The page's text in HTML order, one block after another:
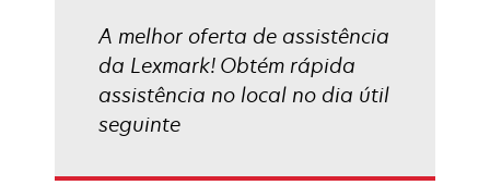
A melhor oferta de assistência
da Lexmark! Obtém rápida
assistência no local no dia útil
seguinte